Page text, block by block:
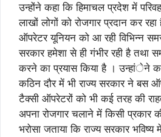
उन्होंने कहा कि हिमाचल प्रदेश में
लाखों लोगों को रोजगार प्रदान कर
ऑपरेटर यूनियन को आ रही विभिन्न
सरकार हमेशा से ही गंभीर रही है तथा
करने का प्रयास किया है । उन्हांेने
कठिन दौर में भी राज्य सरकार ने बस
टैक्सी ऑपरेटरों को भी कई तरह की
अपना रोजगार चलाने में किसी प्रकार
भरोसा जताया कि राज्य सरकार